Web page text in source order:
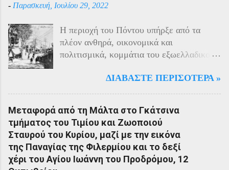
- Παρασκευή, Ιουλίου 29, 2022
Η περιοχή του Πόντου υπήρξε από τα
πλέον ανθηρά, οικονομικά και
πολιτισμικά, κομμάτια του εξωελλαδικού
40% του πληθυσμού της περιοχής και μαζί
του Πόντου είχε και αυτός στη διάρκεια
του πολέμου την ίδια τύχη με τον
υπόλοιπο μικρασιατικό πληθυσμό. Με την
είσοδο της Τουρκίας στον πόλεμο
πραγματοποιήθηκαν εκκενώσεις οικισμών,
ΔΙΑΒΆΣΤΕ ΠΕΡΙΣΌΤΕΡΑ »
Μεταφορά από τη Μάλτα στο Γκάτσινα
τμήματος του Τιμίου και Ζωοποιού
Σταυρού του Κυρίου, μαζί με την εικόνα
της Παναγίας της Φιλερμίου και το δεξί
χέρι του Αγίου Ιωάννη του Προδρόμου, 12